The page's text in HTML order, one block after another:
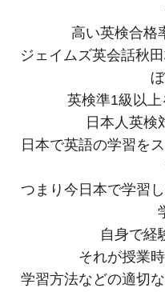
高い英検合格
ジェイムズ英会話秋
英検準1級以上
日本人英検
日本で英語の学習を
つまり今日本で学習
自身で経
それが授業
学習方法などの適切